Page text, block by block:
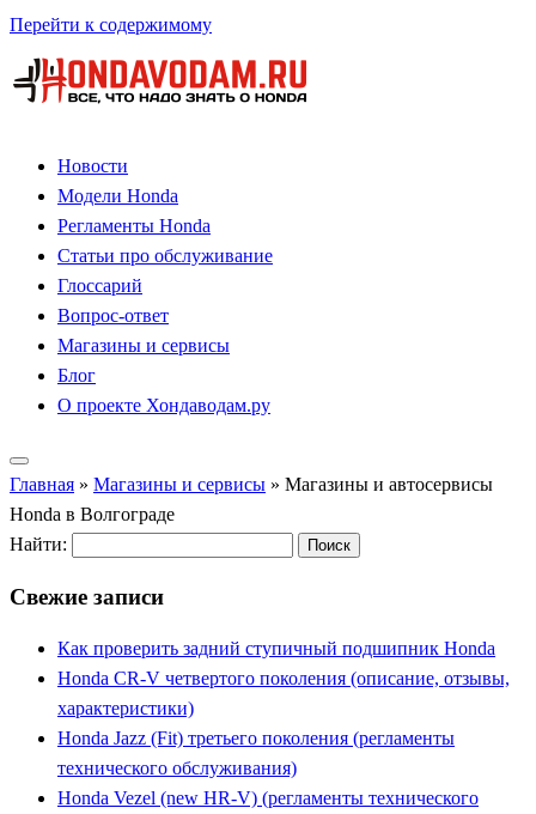
Перейти к содержимому
Новости
Модели Honda
Регламенты Honda
Статьи про обслуживание
Глоссарий
Вопрос-ответ
Магазины и сервисы
Блог
О проекте Хондаводам.ру
Главная » Магазины и сервисы » Магазины и автосервисы
Honda в Волгограде
Найти:
Свежие записи
Как проверить задний ступичный подшипник Honda
Honda CR-V четвертого поколения (описание, отзывы,
характеристики)
Honda Jazz (Fit) третьего поколения (регламенты
технического обслуживания)
Honda Vezel (new HR-V) (регламенты технического